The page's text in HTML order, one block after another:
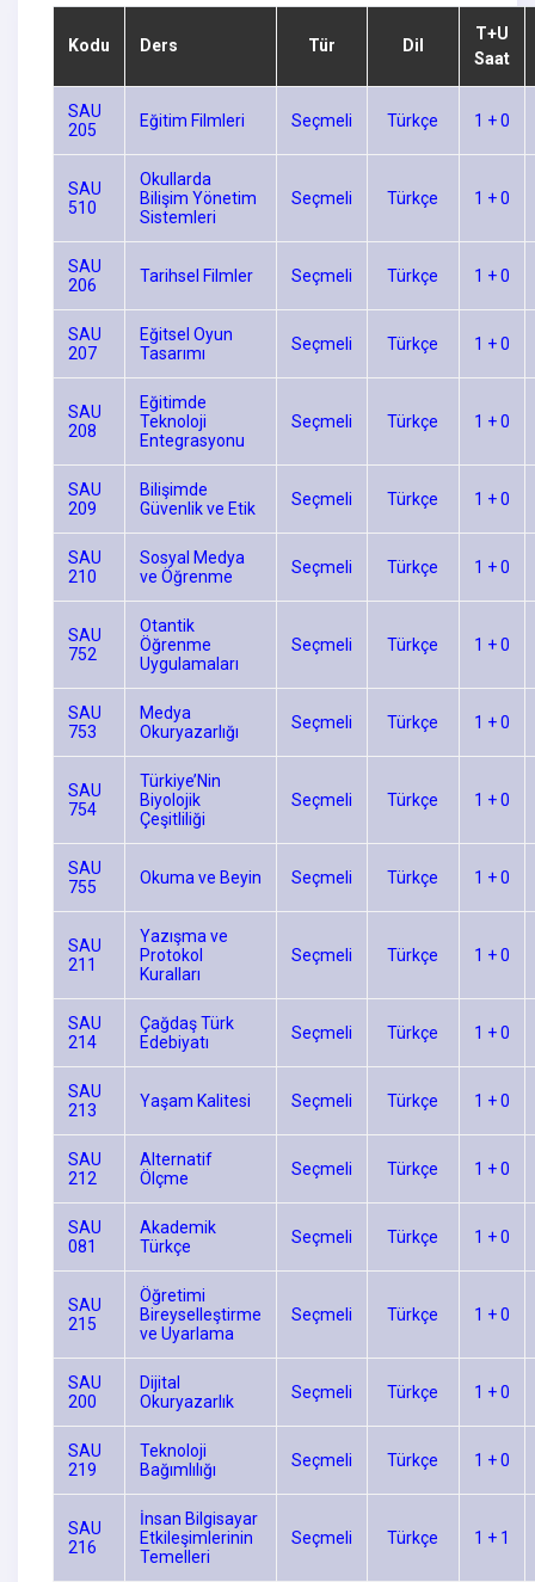
Kodu Ders Tür Dil
T+U
Saat
SAU
205
Eğitim Filmleri Seçmeli Türkçe 1 + 0
SAU
510
Okullarda
Bilişim Yönetim
Sistemleri
Seçmeli Türkçe 1 + 0
SAU
206
Tarihsel Filmler Seçmeli Türkçe 1 + 0
SAU
207
Eğitsel Oyun
Tasarımı
Seçmeli Türkçe 1 + 0
SAU
208
Eğitimde
Teknoloji
Entegrasyonu
Seçmeli Türkçe 1 + 0
SAU
209
Bilişimde
Güvenlik ve Etik
Seçmeli Türkçe 1 + 0
SAU
210
Sosyal Medya
ve Öğrenme
Seçmeli Türkçe 1 + 0
SAU
752
Otantik
Öğrenme
Uygulamaları
Seçmeli Türkçe 1 + 0
SAU
753
Medya
Okuryazarlığı
Seçmeli Türkçe 1 + 0
SAU
754
Türkiye’Nin
Biyolojik
Çeşitliliği
Seçmeli Türkçe 1 + 0
SAU
755
Okuma ve Beyin Seçmeli Türkçe 1 + 0
SAU
211
Yazışma ve
Protokol
Kuralları
Seçmeli Türkçe 1 + 0
SAU
214
Çağdaş Türk
Edebiyatı
Seçmeli Türkçe 1 + 0
SAU
213
Yaşam Kalitesi Seçmeli Türkçe 1 + 0
SAU
212
Alternatif
Ölçme
Seçmeli Türkçe 1 + 0
SAU
081
Akademik
Türkçe
Seçmeli Türkçe 1 + 0
SAU
215
Öğretimi
Bireyselleştirme
ve Uyarlama
Seçmeli Türkçe 1 + 0
SAU
200
Dijital
Okuryazarlık
Seçmeli Türkçe 1 + 0
SAU
219
Teknoloji
Bağımlılığı
Seçmeli Türkçe 1 + 0
SAU
216
İnsan Bilgisayar
Etkileşimlerinin
Temelleri
Seçmeli Türkçe 1 + 1